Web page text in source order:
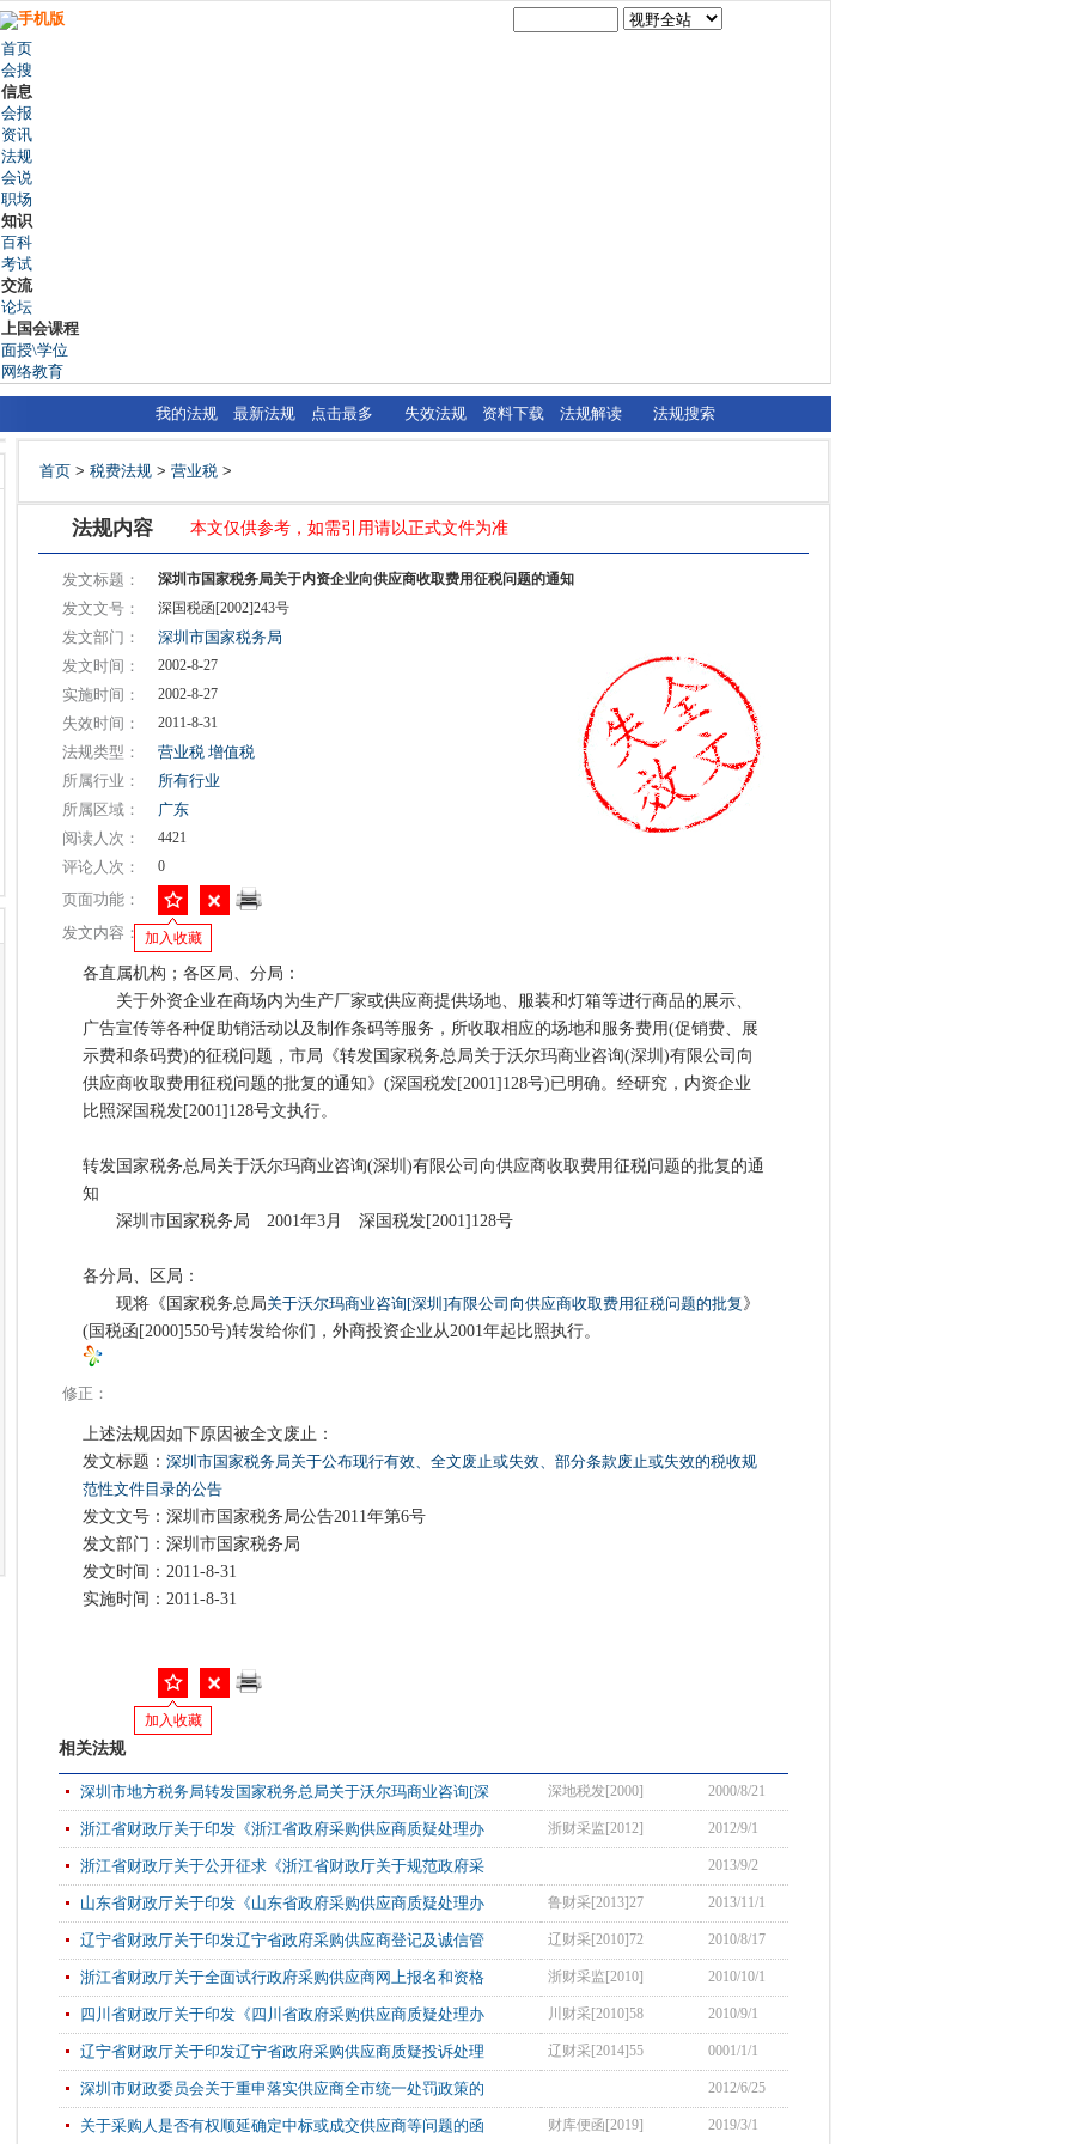
手机版
首页
会搜
信息
会报
资讯
法规
会说
职场
知识
百科
考试
交流
论坛
上国会课程
面授\学位
网络教育
我的法规 最新法规 点击最多 失效法规 资料下载 法规解读 法规搜索
首页 > 税费法规 > 营业税 >
法规内容 本文仅供参考，如需引用请以正式文件为准
发文标题： 深圳市国家税务局关于内资企业向供应商收取费用征税问题的通知
发文文号： 深国税函[2002]243号
发文部门：
深圳市国家税务局
发文时间：
2002-8-27
实施时间： 2002-8-27
失效时间： 2011-8-31
法规类型： 营业税 增值税
所属行业：
所有行业
所属区域：
广东
阅读人次：
4421
评论人次： 0
页面功能：
加入收藏
发文内容：
各直属机构；各区局、分局：
关于外资企业在商场内为生产厂家或供应商提供场地、服装和灯箱等进行商品的展示、
广告宣传等各种促助销活动以及制作条码等服务，所收取相应的场地和服务费用(促销费、展
示费和条码费)的征税问题，市局《转发国家税务总局关于沃尔玛商业咨询(深圳)有限公司向
供应商收取费用征税问题的批复的通知》(深国税发[2001]128号)已明确。经研究，内资企业
比照深国税发[2001]128号文执行。
转发国家税务总局关于沃尔玛商业咨询(深圳)有限公司向供应商收取费用征税问题的批复的通
知
深圳市国家税务局 2001年3月 深国税发[2001]128号
各分局、区局：
现将《国家税务总局关于沃尔玛商业咨询[深圳]有限公司向供应商收取费用征税问题的批复》
(国税函[2000]550号)转发给你们，外商投资企业从2001年起比照执行。
修正：
上述法规因如下原因被全文废止：
发文标题： 深圳市国家税务局关于公布现行有效、全文废止或失效、部分条款废止或失效的税收规
范性文件目录的公告
发文文号：深圳市国家税务局公告2011年第6号
发文部门：深圳市国家税务局
发文时间：2011-8-31
实施时间：2011-8-31
加入收藏
相关法规
深圳市地方税务局转发国家税务总局关于沃尔玛商业咨询[深 深地税发[2000] 2000/8/21
浙江省财政厅关于印发《浙江省政府采购供应商质疑处理办 浙财采监[2012] 2012/9/1
浙江省财政厅关于公开征求《浙江省财政厅关于规范政府采 2013/9/2
山东省财政厅关于印发《山东省政府采购供应商质疑处理办 鲁财采[2013]27 2013/11/1
辽宁省财政厅关于印发辽宁省政府采购供应商登记及诚信管 辽财采[2010]72 2010/8/17
浙江省财政厅关于全面试行政府采购供应商网上报名和资格 浙财采监[2010] 2010/10/1
四川省财政厅关于印发《四川省政府采购供应商质疑处理办 川财采[2010]58 2010/9/1
辽宁省财政厅关于印发辽宁省政府采购供应商质疑投诉处理 辽财采[2014]55 0001/1/1
深圳市财政委员会关于重申落实供应商全市统一处罚政策的 2012/6/25
关于采购人是否有权顺延确定中标或成交供应商等问题的函 财库便函[2019] 2019/3/1